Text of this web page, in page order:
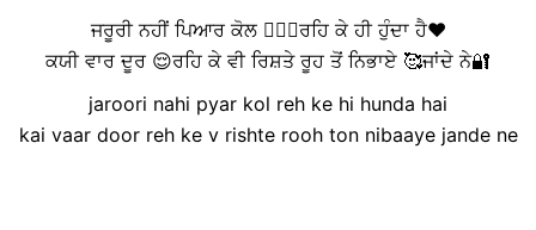
ਜਰੂਰੀ ਨਹੀਂ ਪਿਆਰ ਕੋਲ 👩‍❤️‍👨ਰਹਿ ਕੇ ਹੀ ਹੁੰਦਾ ਹੈ❤️
ਕਯੀ ਵਾਰ ਦੂਰ 😌ਰਹਿ ਕੇ ਵੀ ਰਿਸ਼ਤੇ ਰੂਹ ਤੋਂ ਨਿਭਾਏ 🥰ਜਾਂਦੇ ਨੇ🔐
jaroori nahi pyar kol reh ke hi hunda hai
kai vaar door reh ke v rishte rooh ton nibaaye jande ne